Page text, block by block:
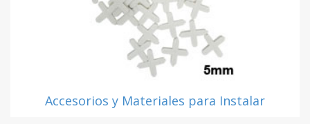
Accesorios y Materiales para Instalar